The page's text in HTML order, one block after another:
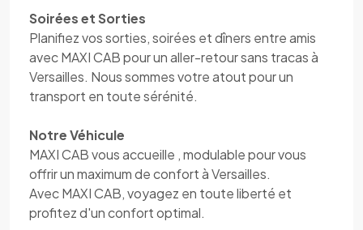
Soirées et Sorties
Planifiez vos sorties, soirées et dîners entre amis
avec MAXI CAB pour un aller-retour sans tracas à
Versailles. Nous sommes votre atout pour un
transport en toute sérénité.
Notre Véhicule
MAXI CAB vous accueille , modulable pour vous
offrir un maximum de confort à Versailles.
Avec MAXI CAB, voyagez en toute liberté et
profitez d'un confort optimal.